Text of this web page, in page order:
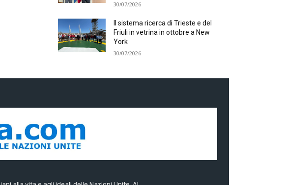
30/07/2026
Il sistema ricerca di Trieste e del
Friuli in vetrina in ottobre a New
York
30/07/2026